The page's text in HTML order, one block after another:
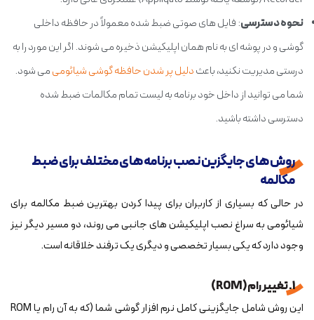
نحوه دسترسی: فایل های صوتی ضبط شده معمولاً در حافظه داخلی
گوشی و در پوشه ای به نام همان اپلیکیشن ذخیره می شوند. اگر این مورد را به
درستی مدیریت نکنید، باعثدلیل پر شدن حافظه گوشی شیائومیمی شود.
شما می توانید از داخل خود برنامه به لیست تمام مکالمات ضبط شده
دسترسی داشته باشید.
روش های جایگزین نصب برنامه های مختلف برای ضبط
مکالمه
در حالی که بسیاری از کاربران برای پیدا کردن بهترین ضبط مکالمه برای
شیائومی به سراغ نصب اپلیکیشن های جانبی می روند، دو مسیر دیگر نیز
وجود دارد که یکی بسیار تخصصی و دیگری یک ترفند خلاقانه است.
1. تغییر رام (ROM)
این روش شامل جایگزینی کامل نرم افزار گوشی شما (که به آن رام یا ROM